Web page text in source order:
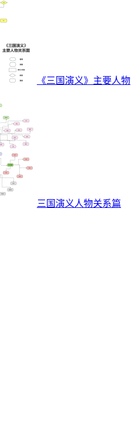
《三国演义》主要人物
三国演义人物关系篇